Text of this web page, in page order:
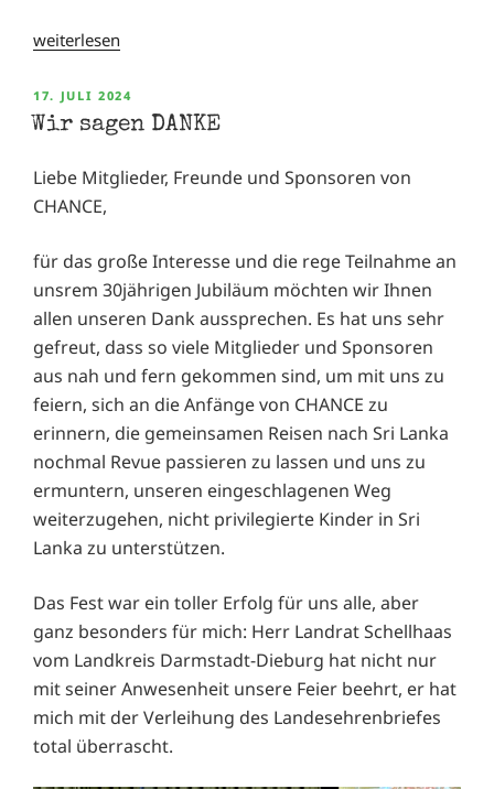
„Reisebericht
weiterlesen
VERÖFFENTLICHT
AM
17. JULI 2024
Wir sagen DANKE
Liebe Mitglieder, Freunde und Sponsoren von
CHANCE,
für das große Interesse und die rege Teilnahme an
unsrem 30jährigen Jubiläum möchten wir Ihnen
allen unseren Dank aussprechen. Es hat uns sehr
gefreut, dass so viele Mitglieder und Sponsoren
aus nah und fern gekommen sind, um mit uns zu
feiern, sich an die Anfänge von CHANCE zu
erinnern, die gemeinsamen Reisen nach Sri Lanka
nochmal Revue passieren zu lassen und uns zu
ermuntern, unseren eingeschlagenen Weg
weiterzugehen, nicht privilegierte Kinder in Sri
Lanka zu unterstützen.
Das Fest war ein toller Erfolg für uns alle, aber
ganz besonders für mich: Herr Landrat Schellhaas
vom Landkreis Darmstadt-Dieburg hat nicht nur
mit seiner Anwesenheit unsere Feier beehrt, er hat
mich mit der Verleihung des Landesehrenbriefes
total überrascht.